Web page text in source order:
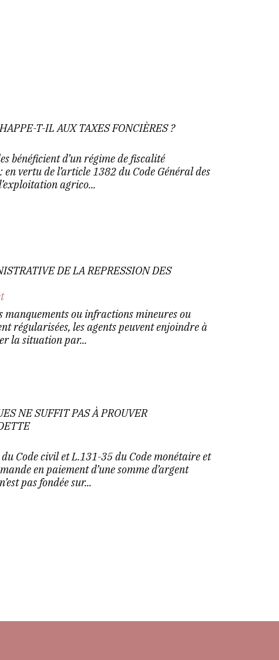
T-IL AUX TAXES FONCIÈRES ?
bénéficient d’un régime de fiscalité
vertu de l’article 1382 du Code Général des
agrico...
DE LA REPRESSION DES
manquements ou infractions mineures ou
régularisées, les agents peuvent enjoindre à
la situation par...
NE SUFFIT PAS À PROUVER
Code civil et L.131-35 du Code monétaire et
en paiement d’une somme d’argent
pas fondée sur...